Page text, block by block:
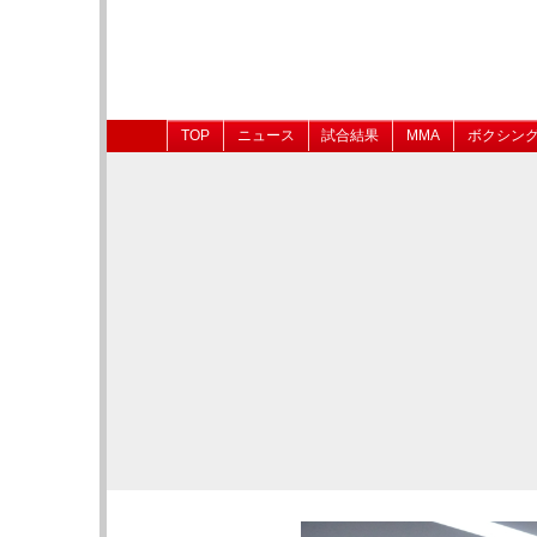
TOP ニュース 試合結果 MMA ボクシン